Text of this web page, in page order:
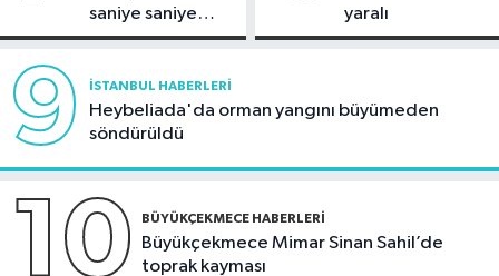
saniye saniye
görüntülendi
yaralı
9 İSTANBUL HABERLERI
Heybeliada'da orman yangını büyümeden
söndürüldü
10 BÜYÜKÇEKMECE HABERLERI
Büyükçekmece Mimar Sinan Sahil’de
toprak kayması